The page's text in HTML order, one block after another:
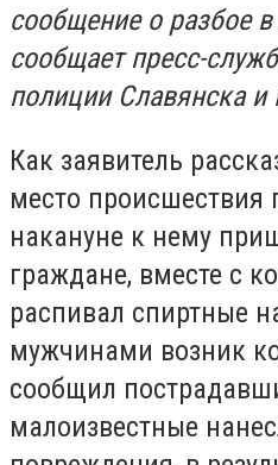
сообщение о разбое
сообщает пресс-
полиции Славянска и
Как заявитель
место происшествия
накануне к нему
граждане, вместе с
распивал спиртные
мужчинами возник
сообщил
малоизвестные